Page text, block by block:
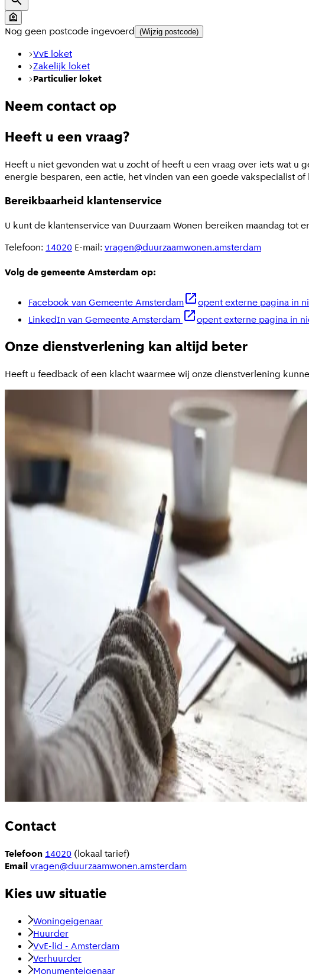
Nog geen postcode ingevoerd (Wijzig postcode)
VvE loket
Zakelijk loket
Particulier loket
Neem contact op
Heeft u een vraag?
Heeft u niet gevonden wat u zocht of heeft u een vraag over iets wat u
energie besparen, een actie, het vinden van een goede vakspecialist
Bereikbaarheid klantenservice
U kunt de klantenservice van Duurzaam Wonen bereiken maandag tot
Telefoon: 14020 E-mail: vragen@duurzaamwonen.amsterdam
Volg de gemeente Amsterdam op:
Facebook van Gemeente Amsterdam
opent externe pagina in
LinkedIn van Gemeente Amsterdam
opent externe pagina in
Onze dienstverlening kan altijd beter
Heeft u feedback of een klacht waarmee wij onze dienstverlening
Contact
Telefoon 14020 (lokaal tarief)
Emailvragen@duurzaamwonen.amsterdam
Kies uw situatie
Woningeigenaar
Huurder
VvE-lid - Amsterdam
Verhuurder
Monumenteigenaar